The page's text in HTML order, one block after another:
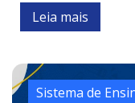
Leia mais
Sistema de